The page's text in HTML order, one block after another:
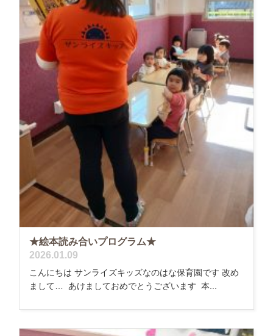
★絵本読み合いプログラム★
2026.01.09
こんにちは サンライズキッズなのはな保育園です 改め
まして… あけましておめでとうございます 本...